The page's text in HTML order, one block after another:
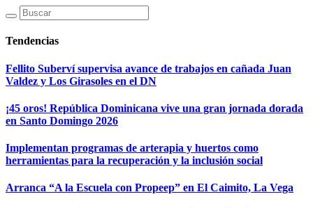
Tendencias
Fellito Suberví supervisa avance de trabajos en cañada Juan
Valdez y Los Girasoles en el DN
¡45 oros! República Dominicana vive una gran jornada dorada
en Santo Domingo 2026
Implementan programas de arterapia y huertos como
herramientas para la recuperación y la inclusión social
Arranca “A la Escuela con Propeep” en El Caimito, La Vega